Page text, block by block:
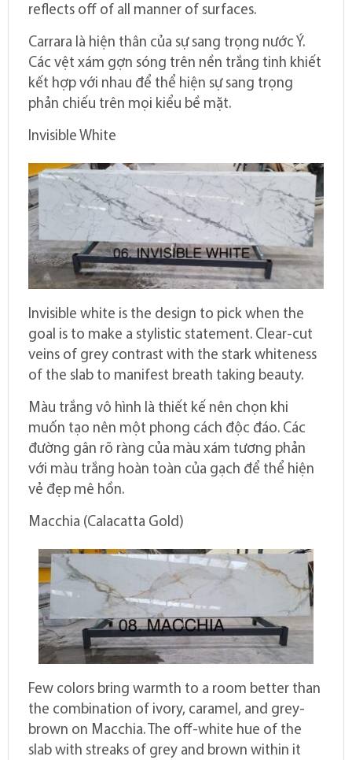
reflects off of all manner of surfaces.
Carrara là hiện thân của sự sang trọng nước Ý.
Các vệt xám gợn sóng trên nền trắng tinh khiết
kết hợp với nhau để thể hiện sự sang trọng
phản chiếu trên mọi kiểu bề mặt.
Invisible White
Invisible white is the design to pick when the
goal is to make a stylistic statement. Clear-cut
veins of grey contrast with the stark whiteness
of the slab to manifest breath taking beauty.
Màu trắng vô hình là thiết kế nên chọn khi
muốn tạo nên một phong cách độc đáo. Các
đường gân rõ ràng của màu xám tương phản
với màu trắng hoàn toàn của gạch để thể hiện
vẻ đẹp mê hồn.
Macchia (Calacatta Gold)
Few colors bring warmth to a room better than
the combination of ivory, caramel, and grey-
brown on Macchia. The off-white hue of the
slab with streaks of grey and brown within it